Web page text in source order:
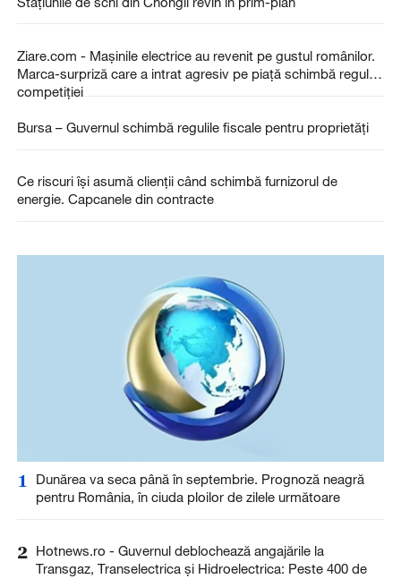
Ziare.com - Mașinile electrice au revenit pe gustul românilor.
Marca-surpriză care a intrat agresiv pe piață schimbă regulile
competiției
Bursa – Guvernul schimbă regulile fiscale pentru proprietăţi
Ce riscuri își asumă clienții când schimbă furnizorul de
energie. Capcanele din contracte
1
Dunărea va seca până în septembrie. Prognoză neagră
pentru România, în ciuda ploilor de zilele următoare
2 Hotnews.ro - Guvernul deblochează angajările la
Transgaz, Transelectrica și Hidroelectrica: Peste 400 de